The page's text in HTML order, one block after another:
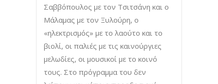
Σαββόπουλος με τον Τσιτσάνη και ο
Μάλαμας με τον Ξυλούρη, ο
«ηλεκτρισμός» με το λαούτο και το
βιολί, οι παλιές με τις καινούργιες
μελωδίες, οι μουσικοί με το κοινό
τους. Στο πρόγραμμα του δεν